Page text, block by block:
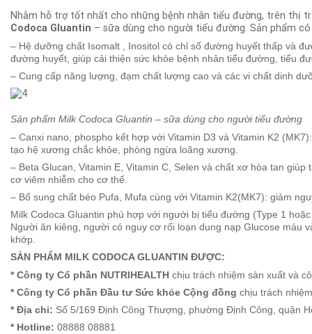
Nhằm hỗ trợ tốt nhất cho những bệnh nhân tiểu đường, trên thị
Codoca Gluantin – sữa dùng cho người tiểu đường. Sản phẩm
– Hệ dưỡng chất Isomalt , Inositol có chỉ số đường huyết thấp và
đường huyết, giúp cải thiện sức khỏe bệnh nhân tiểu đường, tiểu
– Cung cấp năng lượng, đạm chất lượng cao và các vi chất dinh
Sản phẩm Milk Codoca Gluantin – sữa dùng cho người tiểu đường
– Canxi nano, phospho kết hợp với Vitamin D3 và Vitamin K2
tạo hệ xương chắc khỏe, phòng ngừa loãng xương.
– Beta Glucan, Vitamin E, Vitamin C, Selen và chất xơ hòa tan
cơ viêm nhiễm cho cơ thể.
– Bổ sung chất béo Pufa, Mufa cùng với Vitamin K2(MK7): giảm
Milk Codoca Gluantin phù hợp với người bị tiểu đường (Type 1
Người ăn kiêng, người có nguy cơ rối loạn dung nạp Glucose máu
khớp.
SẢN PHẨM MILK CODOCA GLUANTIN ĐƯỢC:
* Công ty Cổ phần NUTRIHEALTH chịu trách nhiệm sản xuất và
* Công ty Cổ phần Đầu tư Sức khỏe Cộng đồng chịu trách
* Địa chỉ: Số 5/169 Định Công Thượng, phường Định Công, quận
* Hotline: 08888 08881